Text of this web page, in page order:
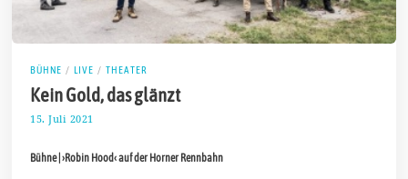
BÜHNE / LIVE / THEATER
Kein Gold, das glänzt
15. Juli 2021
J
Bühne | ›Robin Hood‹ auf der Horner Rennbahn